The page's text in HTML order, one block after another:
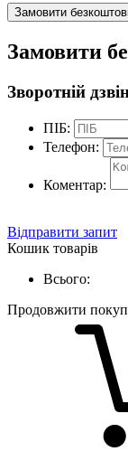
Замовити
Замовити
Зворотній
ПІБ:
Телефон:
Коментар:
Відправити запит
Кошик товарів
Всього:
Продовжити